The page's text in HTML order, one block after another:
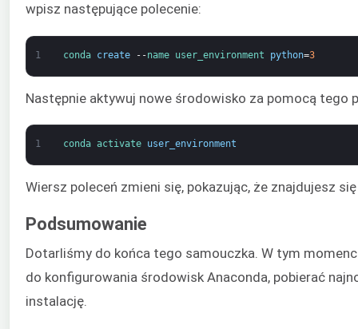
wpisz następujące polecenie:
1 conda create --name user_environment python=3
Następnie aktywuj nowe środowisko za pomocą tego
1 conda activate user_environment
Wiersz poleceń zmieni się, pokazując, że znajdujesz
Podsumowanie
Dotarliśmy do końca tego samouczka. W tym
do konfigurowania środowisk Anaconda, pobierać
instalację.